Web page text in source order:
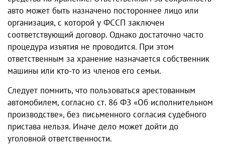
авто может быть назначено постороннее лицо или
организация, с которой у ФССП заключен
соответствующий договор. Однако достаточно часто
процедура изъятия не проводится. При этом
ответственным за хранение назначается собственник
машины или кто-то из членов его семьи.
Следует помнить, что пользоваться арестованным
автомобилем, согласно ст. 86 ФЗ «Об исполнительном
производстве», без письменного согласия судебного
пристава нельзя. Иначе дело может дойти до
уголовной ответственности.